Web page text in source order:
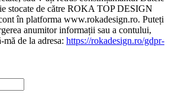
stocate de către ROKA TOP DESIGN
în platforma www.rokadesign.ro. Puteți
anumitor informații sau a contului,
de la adresa: https://rokadesign.ro/gdpr-